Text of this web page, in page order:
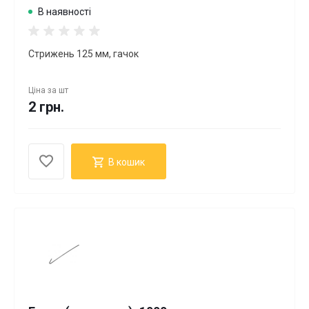
В наявності
Стрижень 125 мм, гачок
Ціна за шт
2 грн.
В кошик